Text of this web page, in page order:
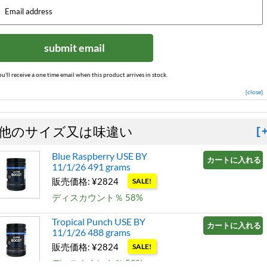
submit email
receive a one time email when this product arrives in stock.
[close]
のサイズ又は味違い
Blue Raspberry USE BY
11/1/26 491 grams
販売価格: ¥2824 SALE!
ディスカウント％ 58%
カートに入れる »
Tropical Punch USE BY
11/1/26 488 grams
販売価格: ¥2824 SALE!
ディスカウント％ 58%
カートに入れる »